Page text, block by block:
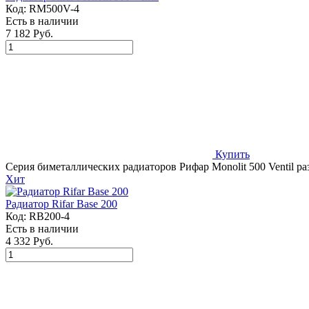
Код: RM500V-4
Есть в наличии
7 182 Руб.
Купить
Серия биметаллических радиаторов Рифар Monolit 500 Ventil
Хит
Радиатор Rifar Base 200
Код: RB200-4
Есть в наличии
4 332 Руб.